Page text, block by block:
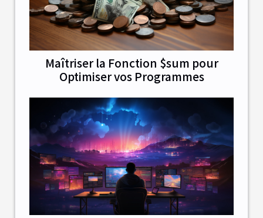
Maîtriser la Fonction $sum pour
Optimiser vos Programmes